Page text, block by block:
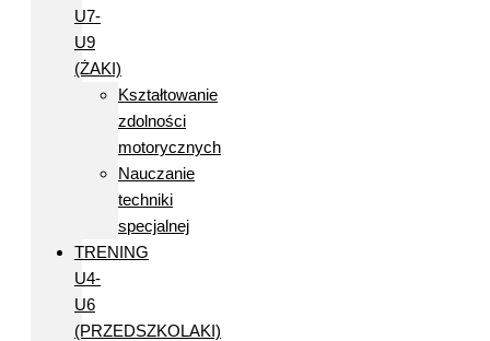
U7-
U9
(ŻAKI)
Kształtowanie
zdolności
motorycznych
Nauczanie
techniki
specjalnej
TRENING
U4-
U6
(PRZEDSZKOLAKI)